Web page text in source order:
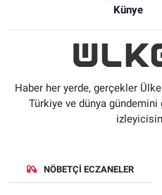
Künye
Haber her yerde, gerçekler
Türkiye ve dünya gündemini
NÖBETÇI ECZANELER